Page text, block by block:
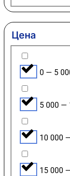
Цена
0 — 5
5 000 —
10 000
15 000